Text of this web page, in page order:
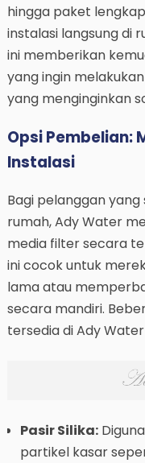
hingga paket
instalasi langsung di
ini memberikan
yang ingin
yang menginginkan
Opsi Pembelian:
Instalasi
Bagi pelanggan
rumah, Ady Water
media filter secara
ini cocok untuk
lama atau
secara mandiri.
tersedia di Ady
Pasir Silika:
partikel kasar